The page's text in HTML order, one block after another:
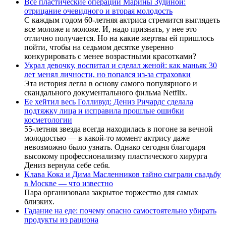
Все пластические операции Марины Зудиной:
отрицание очевидного и вторая молодость
С каждым годом 60-летняя актриса стремится выглядеть
все моложе и моложе. И, надо признать, у нее это
отлично получается. Но на какие жертвы ей пришлось
пойти, чтобы на седьмом десятке уверенно
конкурировать с менее возрастными красотками?
Украл девочку, воспитал и сделал женой: как маньяк 30
лет менял личности, но попался из-за страховки
Эта история легла в основу самого популярного и
скандального документального фильма Netflix.
Ее хейтил весь Голливуд: Дениз Ричардс сделала
подтяжку лица и исправила прошлые ошибки
косметологии
55-летняя звезда всегда находилась в погоне за вечной
молодостью — в какой-то момент актрису даже
невозможно было узнать. Однако сегодня благодаря
высокому профессионализму пластического хирурга
Дениз вернула себе себя.
Клава Кока и Дима Масленников тайно сыграли свадьбу
в Москве — что известно
Пара организовала закрытое торжество для самых
близких.
Гадание на еде: почему опасно самостоятельно убирать
продукты из рациона